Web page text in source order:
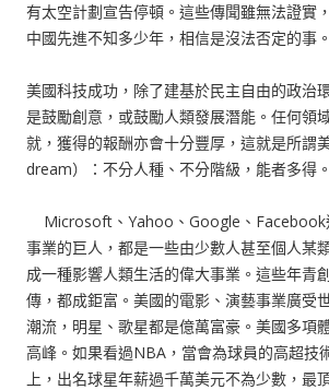
有太空計劃宣告停頓。這些傳聞雖無法證實
中國先進不知多少年，相信是沒法否定的事。
美國科技成功，除了建基於民主自由的政治
是鼓勵創意，或鼓勵人類發展潛能。任何領
就，獲得的報酬亦會十分豐厚，這就是所謂
dream）：不分人種、不分階級，能者多得。
Microsoft、Yahoo、Google、Facebook
事業的巨人，都是一些由少數人甚至個人某
成一種影響人類生活的偉大事業。這些年青
傳，都成鉅富。美國的電影、演藝事業廣受
潮流，明星、歌星都是億萬富豪。美國多項
高峰。如果看過NBA，當會為球員的高超技
上，出名球星年薪過千萬美元不為少數，最